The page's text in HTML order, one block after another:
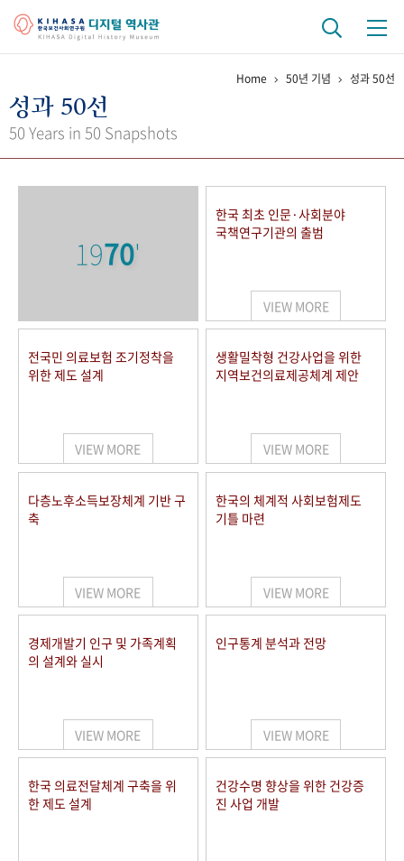
걸어온 길 기관 변천사
키워드로 보는 연구 역사
연구자들
사진 아카이브 문서 기록물 행정박물 영상 기록물
50+1 주년 기념
세계와 함께 한 KIHASA
VR 역사관
Home 50년 기념 성과 50선
성과 50선
50 Years in 50 Snapshots
1970'
한국 최초 인문·사회분야
국책연구기관의 출범
VIEW MORE
전국민 의료보험 조기정착을
위한 제도 설계
VIEW MORE
생활밀착형 건강사업을 위한
지역보건의료제공체계 제안
VIEW MORE
다층노후소득보장체계 기반 구
축
VIEW MORE
한국의 체계적 사회보험제도
기틀 마련
VIEW MORE
경제개발기 인구 및 가족계획
의 설계와 실시
VIEW MORE
인구통계 분석과 전망
VIEW MORE
한국 의료전달체계 구축을 위
한 제도 설계
건강수명 향상을 위한 건강증
진 사업 개발